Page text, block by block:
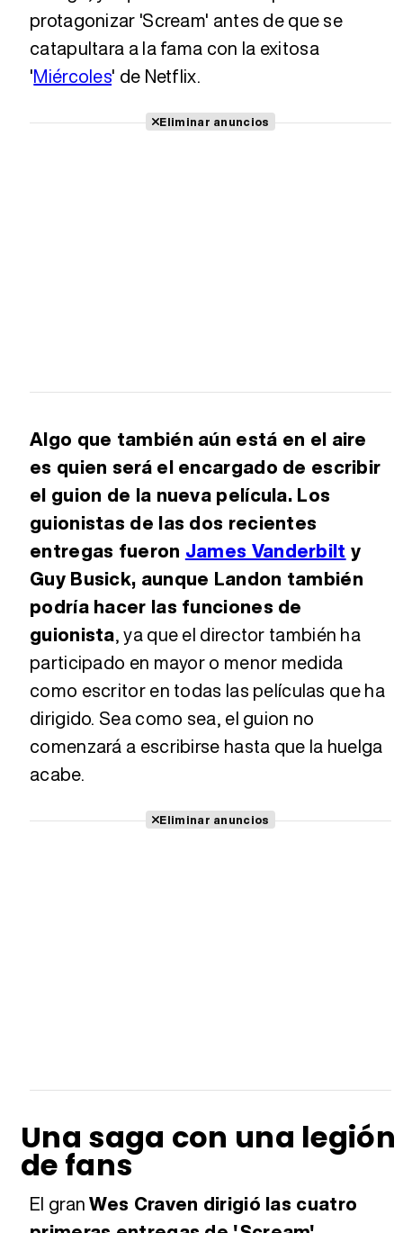
protagonizar 'Scream' antes de que se
catapultara a la fama con la exitosa
'Miércoles' de Netflix.
Eliminar anuncios
Algo que también aún está en el aire
es quien será el encargado de escribir
el guion de la nueva película. Los
guionistas de las dos recientes
entregas fueron James Vanderbilt y
Guy Busick, aunque Landon también
podría hacer las funciones de
guionista, ya que el director también ha
participado en mayor o menor medida
como escritor en todas las películas que ha
dirigido. Sea como sea, el guion no
comenzará a escribirse hasta que la huelga
acabe.
Eliminar anuncios
Una saga con una legión
de fans
El granWes Craven dirigió las cuatro